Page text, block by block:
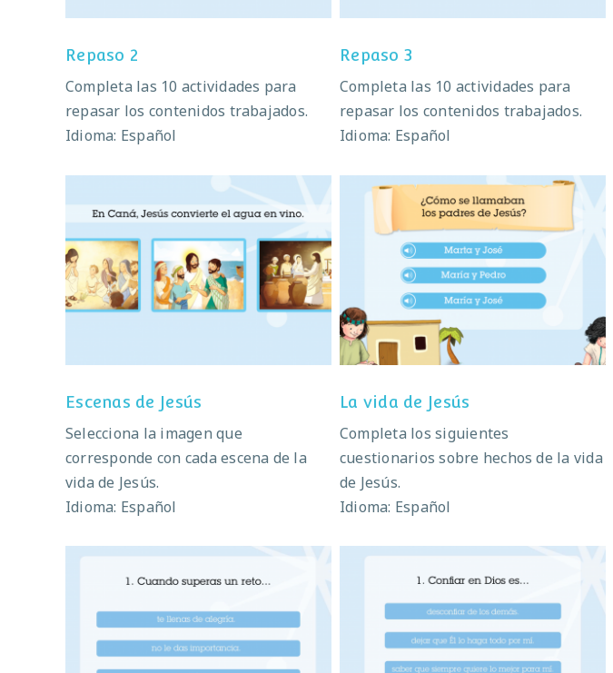
Repaso 2
Completa las 10 actividades para
repasar los contenidos trabajados.
Idioma: Español
Repaso 3
Completa las 10 actividades para
repasar los contenidos trabajados.
Idioma: Español
Escenas de Jesús
Escenas de Jesús
Selecciona la imagen que
corresponde con cada escena de la
vida de Jesús.
Idioma: Español
La vida de Jesús
La vida de Jesús
Completa los siguientes
cuestionarios sobre hechos de la vida
de Jesús.
Idioma: Español
La alegría de la libertad Con la ayuda de Dios